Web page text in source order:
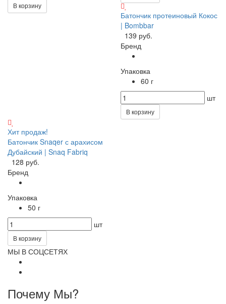
В корзину
Батончик протеиновый Кокос
| Bombbar
139 руб.
Бренд
Упаковка
60 г
шт
В корзину
Хит продаж!
Батончик Snaqer с арахисом
Дубайский | Snaq Fabriq
128 руб.
Бренд
Упаковка
50 г
шт
В корзину
МЫ В СОЦСЕТЯХ
Почему Мы?